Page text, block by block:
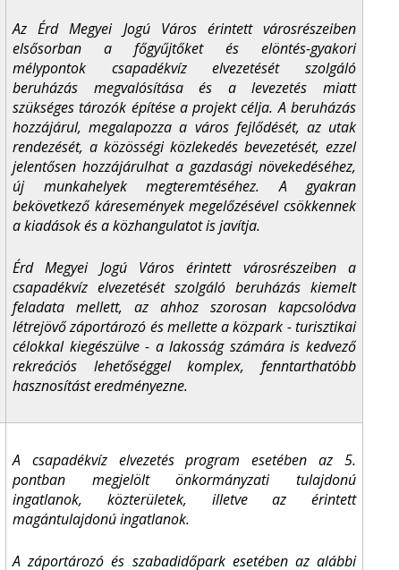
Az Érd Megyei Jogú Város érintett városrészeiben
elsősorban a főgyűjtőket és elöntés-gyakori
mélypontok csapadékvíz elvezetését szolgáló
beruházás megvalósítása és a levezetés miatt
szükséges tározók építése a projekt célja. A beruházás
hozzájárul, megalapozza a város fejlődését, az utak
rendezését, a közösségi közlekedés bevezetését, ezzel
jelentősen hozzájárulhat a gazdasági növekedéséhez,
új munkahelyek megteremtéséhez. A gyakran
bekövetkező káresemények megelőzésével csökkennek
a kiadások és a közhangulatot is javítja.
Érd Megyei Jogú Város érintett városrészeiben a
csapadékvíz elvezetését szolgáló beruházás kiemelt
feladata mellett, az ahhoz szorosan kapcsolódva
létrejövő záportározó és mellette a közpark - turisztikai
célokkal kiegészülve - a lakosság számára is kedvező
rekreációs lehetőséggel komplex, fenntarthatóbb
hasznosítást eredményezne.
A csapadékvíz elvezetés program esetében az 5.
pontban megjelölt önkormányzati tulajdonú
ingatlanok, közterületek, illetve az érintett
magántulajdonú ingatlanok.
A záportározó és szabadidőpark esetében az alábbi